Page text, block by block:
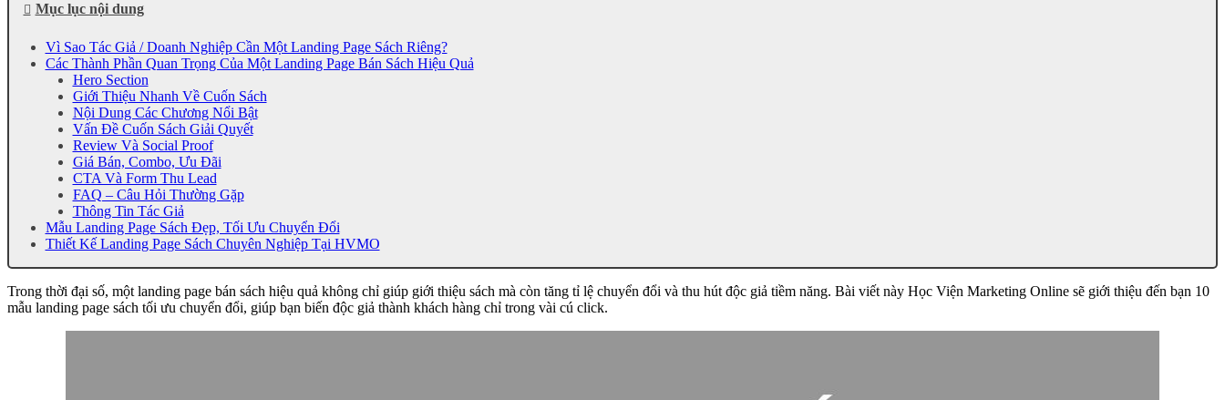
Mục lục nội dung
Vì Sao Tác Giả / Doanh Nghiệp Cần Một Landing Page Sách Riêng?
Các Thành Phần Quan Trọng Của Một Landing Page Bán Sách Hiệu Quả
Hero Section
Giới Thiệu Nhanh Về Cuốn Sách
Nội Dung Các Chương Nổi Bật
Vấn Đề Cuốn Sách Giải Quyết
Review Và Social Proof
Giá Bán, Combo, Ưu Đãi
CTA Và Form Thu Lead
FAQ – Câu Hỏi Thường Gặp
Thông Tin Tác Giả
Mẫu Landing Page Sách Đẹp, Tối Ưu Chuyển Đổi
Thiết Kế Landing Page Sách Chuyên Nghiệp Tại HVMO
Trong thời đại số, một landing page bán sách hiệu quả không chỉ giúp giới thiệu sách mà còn tăng tỉ lệ chuyển đổi và thu hút độc giả tiềm năng. Bài viết này Học Viện Marketing Online sẽ giới thiệu đến bạn 10
mẫu landing page sách tối ưu chuyển đổi, giúp bạn biến độc giả thành khách hàng chỉ trong vài cú click.